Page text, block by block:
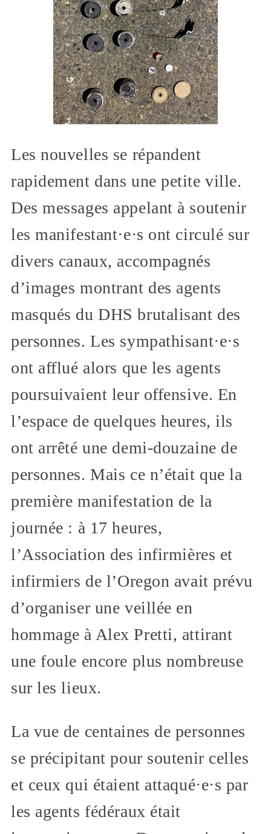
Les nouvelles se répandent
rapidement dans une petite ville.
Des messages appelant à soutenir
les manifestant·e·s ont circulé sur
divers canaux, accompagnés
d’images montrant des agents
masqués du DHS brutalisant des
personnes. Les sympathisant·e·s
ont afflué alors que les agents
poursuivaient leur offensive. En
l’espace de quelques heures, ils
ont arrêté une demi-douzaine de
personnes. Mais ce n’était que la
première manifestation de la
journée : à 17 heures,
l’Association des infirmières et
infirmiers de l’Oregon avait prévu
d’organiser une veillée en
hommage à Alex Pretti, attirant
une foule encore plus nombreuse
sur les lieux.
La vue de centaines de personnes
se précipitant pour soutenir celles
et ceux qui étaient attaqué·e·s par
les agents fédéraux était